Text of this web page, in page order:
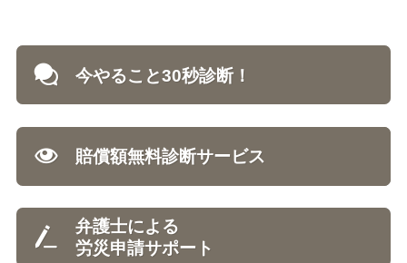
今やること30秒診断！
賠償額無料診断サービス
弁護士による
労災申請サポート